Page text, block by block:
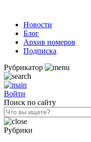
Новости
Блог
Архив номеров
Подписка
Рубрикатор
Войти
Поиск по сайту
Рубрики